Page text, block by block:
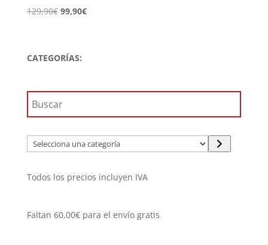
129,90€ El
era:
99,90€El
CATEGORÍAS:
Selecciona
una
Todos los precios incluyen IVA
Faltan 60,00€para el envío gratis